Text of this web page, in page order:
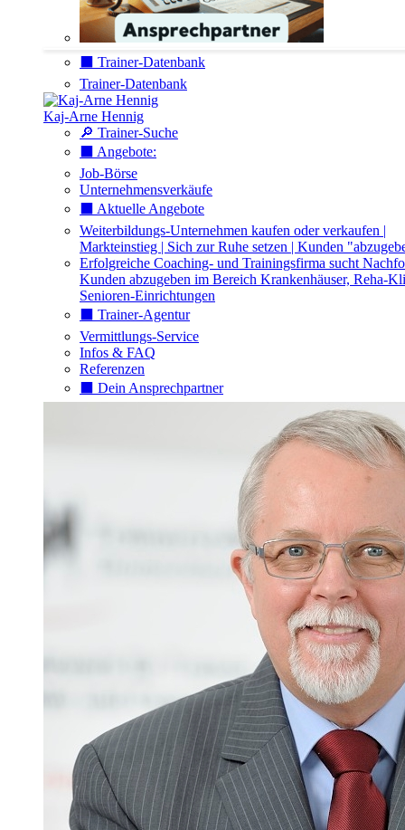
⬛️ Trainer-Datenbank
Trainer-Datenbank
Kaj-Arne Hennig
🔎 Trainer-Suche
⬛️ Angebote:
Job-Börse
Unternehmensverkäufe
⬛️ Aktuelle Angebote
Weiterbildungs-Unternehmen kaufen oder verkaufen |
Markteinstieg | Sich zur Ruhe setzen | Kunden
Erfolgreiche Coaching- und Trainingsfirma sucht
Kunden abzugeben im Bereich Krankenhäuser, Reha-
Senioren-Einrichtungen
⬛️ Trainer-Agentur
Vermittlungs-Service
Infos & FAQ
Referenzen
⬛️ Dein Ansprechpartner